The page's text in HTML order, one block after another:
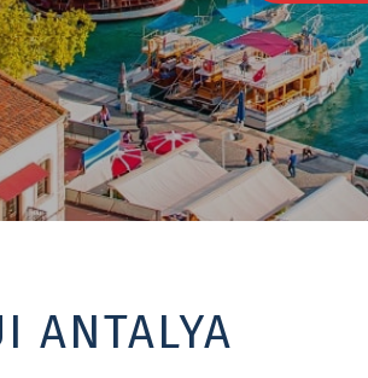
ANTALYA